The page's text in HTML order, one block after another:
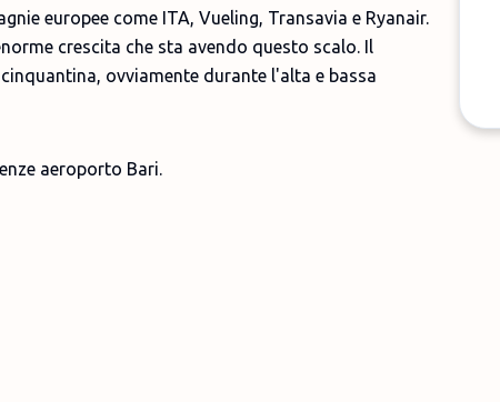
europee come ITA, Vueling, Transavia e Ryanair.
crescita che sta avendo questo scalo. Il
ovviamente durante l'alta e bassa
aeroporto Bari.